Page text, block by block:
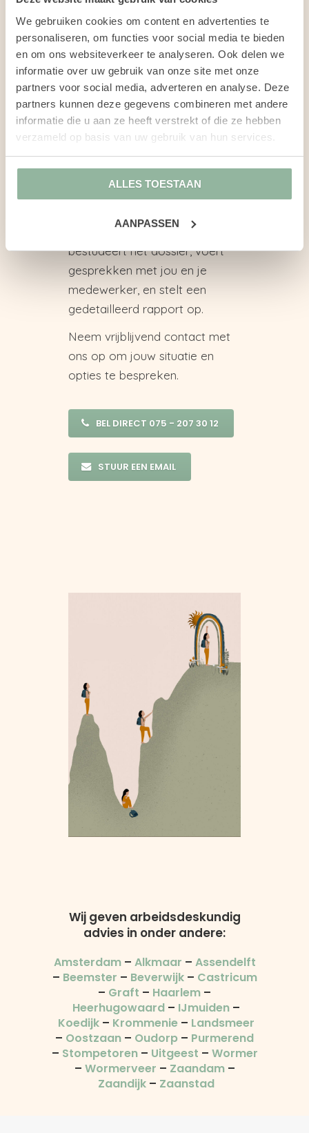
We gebruiken cookies om content en advertenties te
personaliseren, om functies voor social media te bieden
en om ons websiteverkeer te analyseren. Ook delen we
informatie over uw gebruik van onze site met onze
partners voor social media, adverteren en analyse. Deze
partners kunnen deze gegevens combineren met andere
informatie die u aan ze heeft verstrekt of die ze hebben
verzameld op basis van uw gebruik van hun services.
ALLES TOESTAAN
AANPASSEN
Moet er worden gezocht
naar ander passend werk
bij een andere werkgever?
Een gecertificeerde en
geregistreerde
arbeidsdeskundige voert dit
onderzoek uit, meestal binnen
informatie, organiseert en
bestudeert het dossier, voert
gesprekken met jou en je
medewerker, en stelt een
gedetailleerd rapport op.
Neem vrijblijvend contact met
ons op om jouw situatie en
opties te bespreken.
BEL DIRECT 075 - 207 30 12
STUUR EEN EMAIL
Wij geven arbeidsdeskundig
advies in onder andere:
Amsterdam – Alkmaar – Assendelft
– Beemster – Beverwijk– Castricum
– Graft – Haarlem –
Heerhugowaard– IJmuiden–
Koedijk– Krommenie– Landsmeer
– Oostzaan – Oudorp – Purmerend
– Stompetoren– Uitgeest – Wormer
– Wormerveer – Zaandam–
Zaandijk– Zaanstad